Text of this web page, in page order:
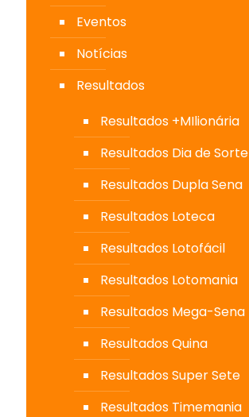
Eventos
Notícias
Resultados
Resultados +MIlionária
Resultados Dia de Sorte
Resultados Dupla Sena
Resultados Loteca
Resultados Lotofácil
Resultados Lotomania
Resultados Mega-Sena
Resultados Quina
Resultados Super Sete
Resultados Timemania